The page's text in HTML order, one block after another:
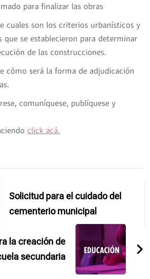
para finalizar las obras
cuales son los criterios urbanísticos y
que se establecieron para determinar
de las construcciones.
cómo será la forma de adjudicación
comuníquese, publíquese y
click acá.
Solicitud para el cuidado del
cementerio municipal
la creación de
secundaria